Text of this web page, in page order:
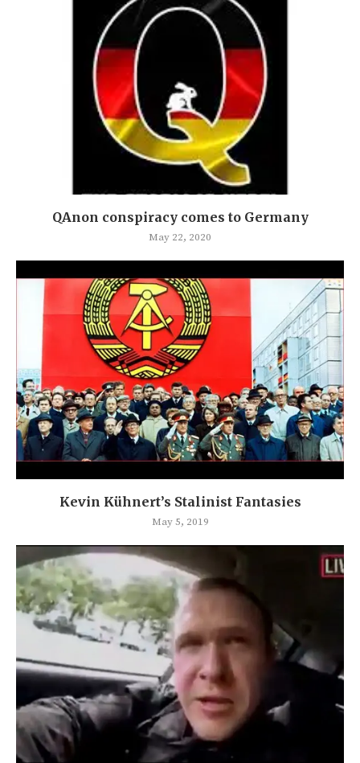
QAnon conspiracy comes to Germany
May 22, 2020
Kevin Kühnert’s Stalinist Fantasies
May 5, 2019